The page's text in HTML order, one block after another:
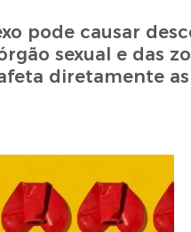
pode causar
sexual e das
diretamente as